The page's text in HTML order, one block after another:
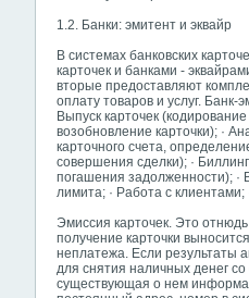
1.2. Банки: эмитент и эквайр
В системах банковских
карточек и банками -
вторые предоставляют
оплату товаров и услуг.
Выпуск карточек
возобновление карточки); ·
карточного счета,
совершения сделки); ·
погашения задолженности); ·
лимита; · Работа с
Эмиссия карточек. Это
получение карточки
неплатежа. Если результаты
для снятия наличных денег
существующая о нем